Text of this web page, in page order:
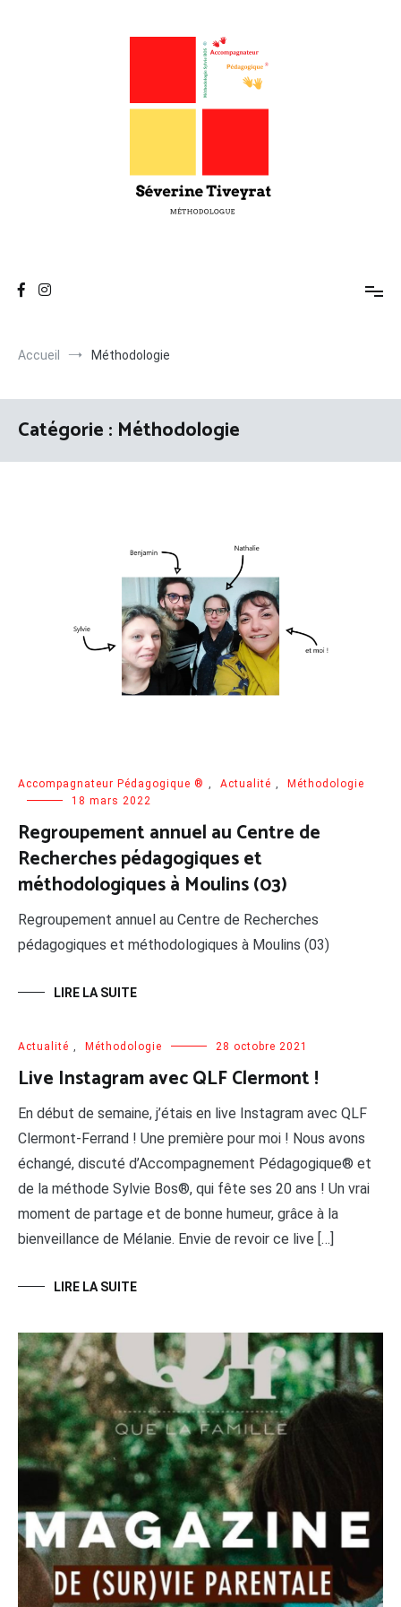
Accueil Méthodologie
Catégorie : Méthodologie
Accompagnateur Pédagogique ® , Actualité ,
Méthodologie
18 mars 2022
Regroupement annuel au Centre de
Recherches pédagogiques et
méthodologiques à Moulins (03)
Regroupement annuel au Centre de Recherches
pédagogiques et méthodologiques à Moulins (03)
LIRE LA SUITE
Actualité , Méthodologie 28 octobre 2021
Live Instagram avec QLF Clermont !
En début de semaine, j’étais en live Instagram avec QLF
Clermont-Ferrand ! Une première pour moi ! Nous avons
échangé, discuté d’Accompagnement Pédagogique® et
de la méthode Sylvie Bos®, qui fête ses 20 ans ! Un vrai
moment de partage et de bonne humeur, grâce à la
bienveillance de Mélanie. Envie de revoir ce live […]
LIRE LA SUITE